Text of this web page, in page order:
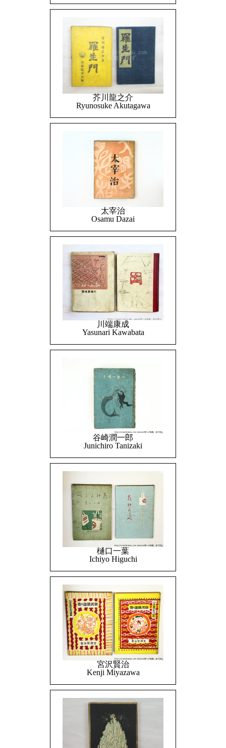
芥川龍之介
Ryunosuke Akutagawa
太宰治
Osamu Dazai
川端康成
Yasunari Kawabata
谷崎潤一郎
Junichiro Tanizaki
樋口一葉
Ichiyo Higuchi
宮沢賢治
Kenji Miyazawa